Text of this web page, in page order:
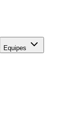
Equipes